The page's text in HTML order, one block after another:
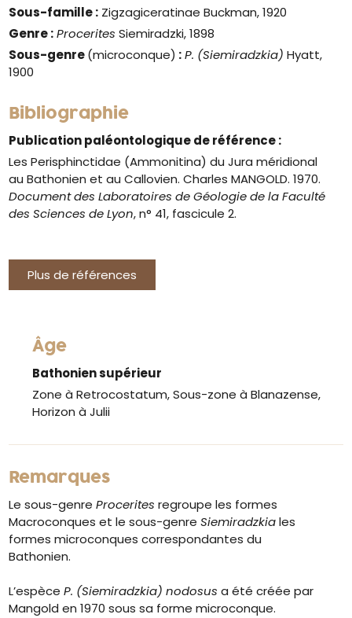
Sous-famille : Zigzagiceratinae Buckman, 1920
Genre: Procerites Siemiradzki, 1898
Sous-genre(microconque) :P. (Siemiradzkia)Hyatt,
1900
Bibliographie
Publication paléontologique de référence :
Les Perisphinctidae (Ammonitina) du Jura méridional
au Bathonien et au Callovien. Charles MANGOLD. 1970.
Document des Laboratoires de Géologie de la Faculté
des Sciences de Lyon, n° 41, fascicule 2.
Plus de références
Âge
Bathonien supérieur
Zone à Retrocostatum, Sous-zone à Blanazense,
Horizon à Julii
Remarques
Le sous-genreProcerites regroupe les formes
Macroconques et le sous-genreSiemiradzkiales
formes microconques correspondantes du
Bathonien.
L’espèceP. (Siemiradzkia) nodosus a été créée par
Mangold en 1970 sous sa forme microconque.